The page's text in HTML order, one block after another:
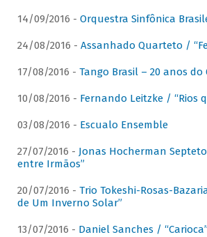
14/09/2016 - Orquestra Sinfônica
24/08/2016 - Assanhado Quarteto /
17/08/2016 - Tango Brasil – 20 anos do
10/08/2016 - Fernando Leitzke / “Rios
03/08/2016 - Escualo Ensemble
27/07/2016 - Jonas Hocherman
entre Irmãos”
20/07/2016 - Trio Tokeshi-Rosas-
de Um Inverno Solar”
13/07/2016 - Daniel Sanches / “Carioca”